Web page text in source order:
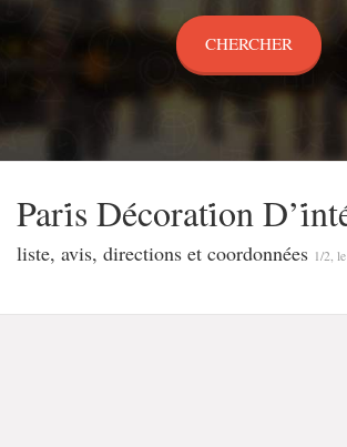
Pari̇s Décorati̇on
liste, avis, directions et coordonnées 1/2,